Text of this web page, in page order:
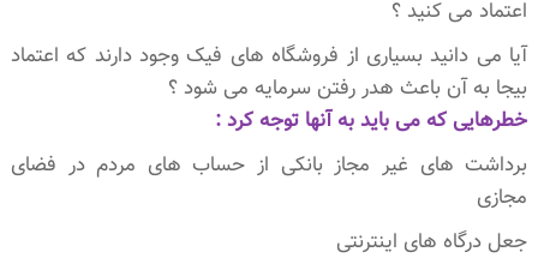
اعتماد می کنید ؟
آیا می دانید بسیاری از فروشگاه های فیک وجود دارند که اعتماد
بیجا به آن باعث هدر رفتن سرمایه می شود ؟
خطرهایی که می باید به آنها توجه کرد :
برداشت های غیر مجاز بانکی از حساب های مردم در فضای
مجازی
جعل درگاه های اینترنتی